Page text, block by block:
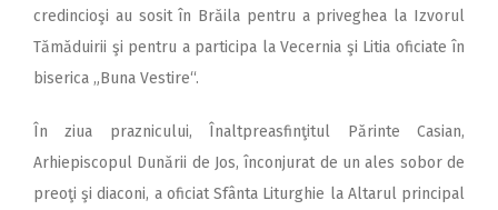
credincioşi au sosit în Brăila pentru a priveghea la Izvorul
Tămăduirii şi pentru a participa la Vecernia şi Litia oficiate în
biserica „Buna Vestire“.
În ziua praznicului, Înaltpreasfinţitul Părinte Casian,
Arhiepiscopul Dunării de Jos, înconjurat de un ales sobor de
preoţi şi diaconi, a oficiat Sfânta Liturghie la Altarul principal